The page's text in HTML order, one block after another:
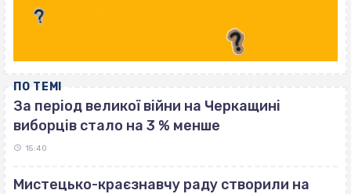
ПО ТЕМІ
За період великої війни на Черкащині
виборців стало на 3 % менше
15:40
Мистецько-краєзнавчу раду створили на